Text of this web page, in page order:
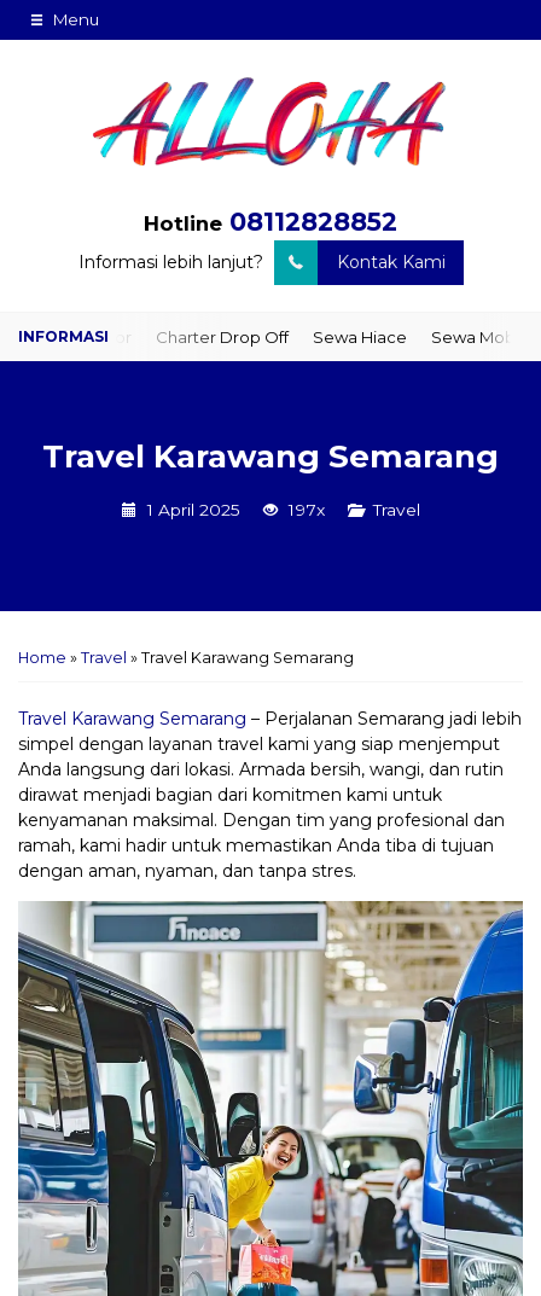
Menu
Hotline 08112828852
Informasi lebih lanjut? Kontak Kami
Door Charter Drop Off Sewa Hiace Sewa Mobil Plus Driver
Travel Karawang Semarang
1 April 2025 197x Travel
Home » Travel » Travel Karawang Semarang
Travel Karawang Semarang – Perjalanan Semarang jadi lebih
simpel dengan layanan travel kami yang siap menjemput
Anda langsung dari lokasi. Armada bersih, wangi, dan rutin
dirawat menjadi bagian dari komitmen kami untuk
kenyamanan maksimal. Dengan tim yang profesional dan
ramah, kami hadir untuk memastikan Anda tiba di tujuan
dengan aman, nyaman, dan tanpa stres.